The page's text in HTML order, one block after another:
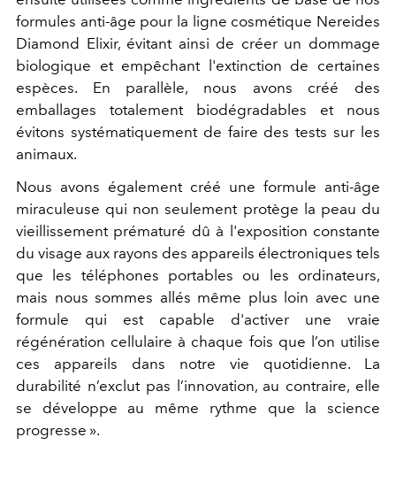
formules anti-âge pour la ligne cosmétique Nereides
Diamond Elixir, évitant ainsi de créer un dommage
biologique et empêchant l'extinction de certaines
espèces. En parallèle, nous avons créé des
emballages totalement biodégradables et nous
évitons systématiquement de faire des tests sur les
animaux.
Nous avons également créé une formule anti-âge
miraculeuse qui non seulement protège la peau du
vieillissement prématuré dû à l'exposition constante
du visage aux rayons des appareils électroniques tels
que les téléphones portables ou les ordinateurs,
mais nous sommes allés même plus loin avec une
formule qui est capable d'activer une vraie
régénération cellulaire à chaque fois que l’on utilise
ces appareils dans notre vie quotidienne. La
durabilité n’exclut pas l’innovation, au contraire, elle
se développe au même rythme que la science
progresse ».